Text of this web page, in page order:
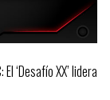
‘Desafío XX’ lidera